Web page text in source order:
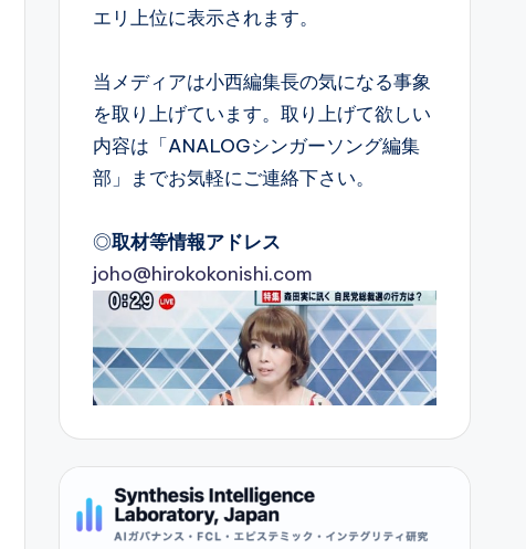
エリ上位に表示されます。
当メディアは小西編集長の気になる事象
を取り上げています。取り上げて欲しい
内容は「ANALOGシンガーソング編集
部」までお気軽にご連絡下さい。
◎取材等情報アドレス
joho@hirokokonishi.com